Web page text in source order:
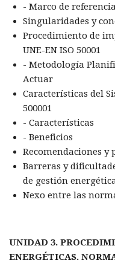
- Marco de referencia
Singularidades y
Procedimiento de
UNE-EN ISO 50001
- Metodología
Actuar
Características del
500001
- Características
- Beneficios
Recomendaciones
Barreras y
de gestión
Nexo entre las
UNIDAD 3.
ENERGÉTICAS.